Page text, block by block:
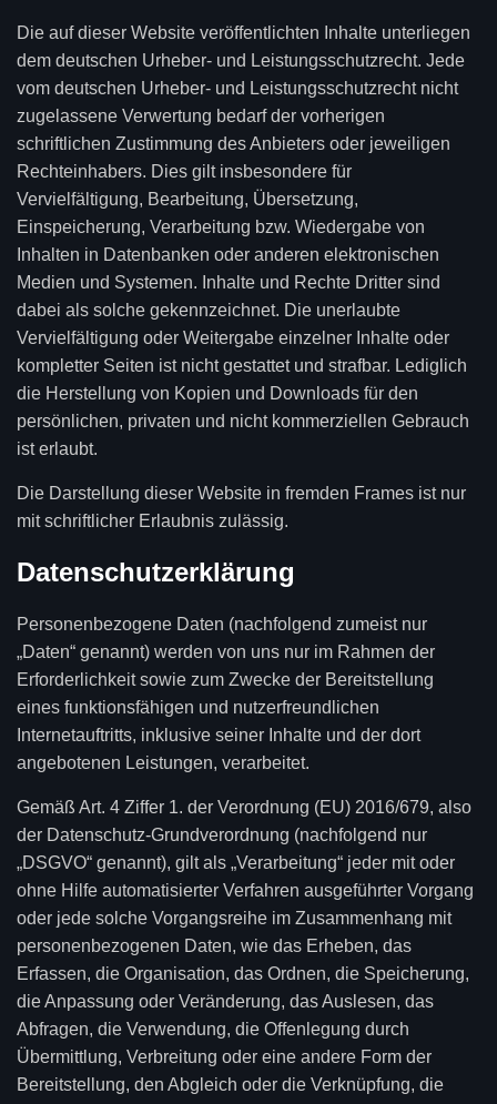
Die auf dieser Website veröffentlichten Inhalte unterliegen
dem deutschen Urheber- und Leistungsschutzrecht. Jede
vom deutschen Urheber- und Leistungsschutzrecht nicht
zugelassene Verwertung bedarf der vorherigen
schriftlichen Zustimmung des Anbieters oder jeweiligen
Rechteinhabers. Dies gilt insbesondere für
Vervielfältigung, Bearbeitung, Übersetzung,
Einspeicherung, Verarbeitung bzw. Wiedergabe von
Inhalten in Datenbanken oder anderen elektronischen
Medien und Systemen. Inhalte und Rechte Dritter sind
dabei als solche gekennzeichnet. Die unerlaubte
Vervielfältigung oder Weitergabe einzelner Inhalte oder
kompletter Seiten ist nicht gestattet und strafbar. Lediglich
die Herstellung von Kopien und Downloads für den
persönlichen, privaten und nicht kommerziellen Gebrauch
ist erlaubt.
Die Darstellung dieser Website in fremden Frames ist nur
mit schriftlicher Erlaubnis zulässig.
Datenschutzerklärung
Personenbezogene Daten (nachfolgend zumeist nur
„Daten“ genannt) werden von uns nur im Rahmen der
Erforderlichkeit sowie zum Zwecke der Bereitstellung
eines funktionsfähigen und nutzerfreundlichen
Internetauftritts, inklusive seiner Inhalte und der dort
angebotenen Leistungen, verarbeitet.
Gemäß Art. 4 Ziffer 1. der Verordnung (EU) 2016/679, also
der Datenschutz-Grundverordnung (nachfolgend nur
„DSGVO“ genannt), gilt als „Verarbeitung“ jeder mit oder
ohne Hilfe automatisierter Verfahren ausgeführter Vorgang
oder jede solche Vorgangsreihe im Zusammenhang mit
personenbezogenen Daten, wie das Erheben, das
Erfassen, die Organisation, das Ordnen, die Speicherung,
die Anpassung oder Veränderung, das Auslesen, das
Abfragen, die Verwendung, die Offenlegung durch
Übermittlung, Verbreitung oder eine andere Form der
Bereitstellung, den Abgleich oder die Verknüpfung, die